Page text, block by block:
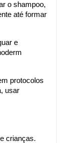
o shampoo,
até formar
e
protocolos
usar
crianças.